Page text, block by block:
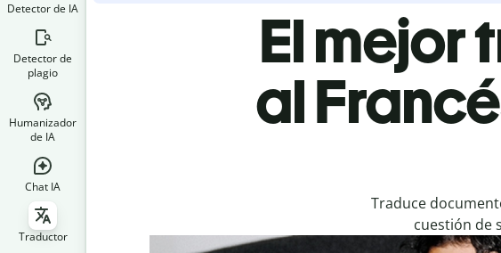
Detector de IA
Detector de
plagio
Humanizador
de IA
Chat IA
Traductor
El mejor
al
Traduce
cuestión de